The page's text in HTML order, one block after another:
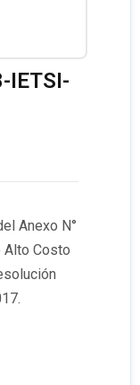
IETSI-
Anexo N°
Alto Costo